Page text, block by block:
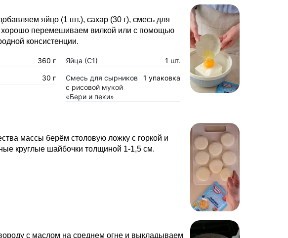
яйцо (1 шт.), сахар (30 г), смесь для
хорошо перемешиваем вилкой или с помощью
консистенции.
360 г Яйца (С1) 1 шт.
30 г
Смесь для сырников
с рисовой мукой
«Бери и пеки»
1 упаковка
массы берём столовую ложку с горкой и
круглые шайбочки толщиной 1-1,5 см.
с маслом на среднем огне и выкладываем